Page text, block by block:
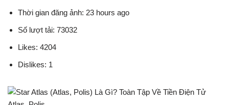
Thời gian đăng ảnh: 23 hours ago
Số lượt tải: 73032
Likes: 4204
Dislikes: 1